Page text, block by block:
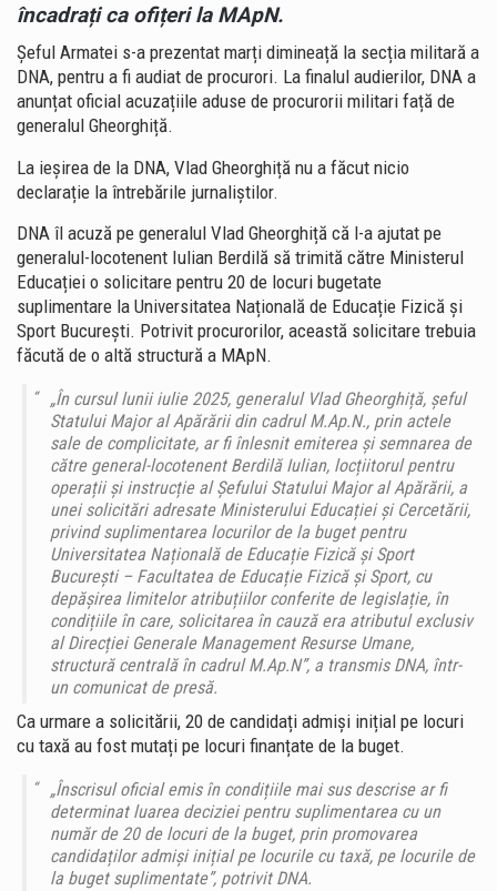
încadrați ca ofițeri la MApN.
Șeful Armatei s-a prezentat marți dimineață la secția militară a
DNA, pentru a fi audiat de procurori. La finalul audierilor, DNA a
anunțat oficial acuzațiile aduse de procurorii militari față de
generalul Gheorghiță.
La ieșirea de la DNA, Vlad Gheorghiță nu a făcut nicio
declarație la întrebările jurnaliștilor.
DNA îl acuză pe generalul Vlad Gheorghiță că l-a ajutat pe
generalul-locotenent Iulian Berdilă să trimită către Ministerul
Educației o solicitare pentru 20 de locuri bugetate
suplimentare la Universitatea Națională de Educație Fizică și
Sport București. Potrivit procurorilor, această solicitare trebuia
făcută de o altă structură a MApN.
„În cursul lunii iulie 2025, generalul Vlad Gheorghiță, șeful
Statului Major al Apărării din cadrul M.Ap.N., prin actele
sale de complicitate, ar fi înlesnit emiterea și semnarea de
către general-locotenent Berdilă Iulian, locțiitorul pentru
operații și instrucție al Șefului Statului Major al Apărării, a
unei solicitări adresate Ministerului Educației și Cercetării,
privind suplimentarea locurilor de la buget pentru
Universitatea Națională de Educație Fizică și Sport
București – Facultatea de Educație Fizică și Sport, cu
depășirea limitelor atribuțiilor conferite de legislație, în
condițiile în care, solicitarea în cauză era atributul exclusiv
al Direcției Generale Management Resurse Umane,
structură centrală în cadrul M.Ap.N”, a transmis DNA, într-
un comunicat de presă.
Ca urmare a solicitării, 20 de candidați admiși inițial pe locuri
cu taxă au fost mutați pe locuri finanțate de la buget.
„Înscrisul oficial emis în condițiile mai sus descrise ar fi
determinat luarea deciziei pentru suplimentarea cu un
număr de 20 de locuri de la buget, prin promovarea
candidaților admiși inițial pe locurile cu taxă, pe locurile de
la buget suplimentate”, potrivit DNA.